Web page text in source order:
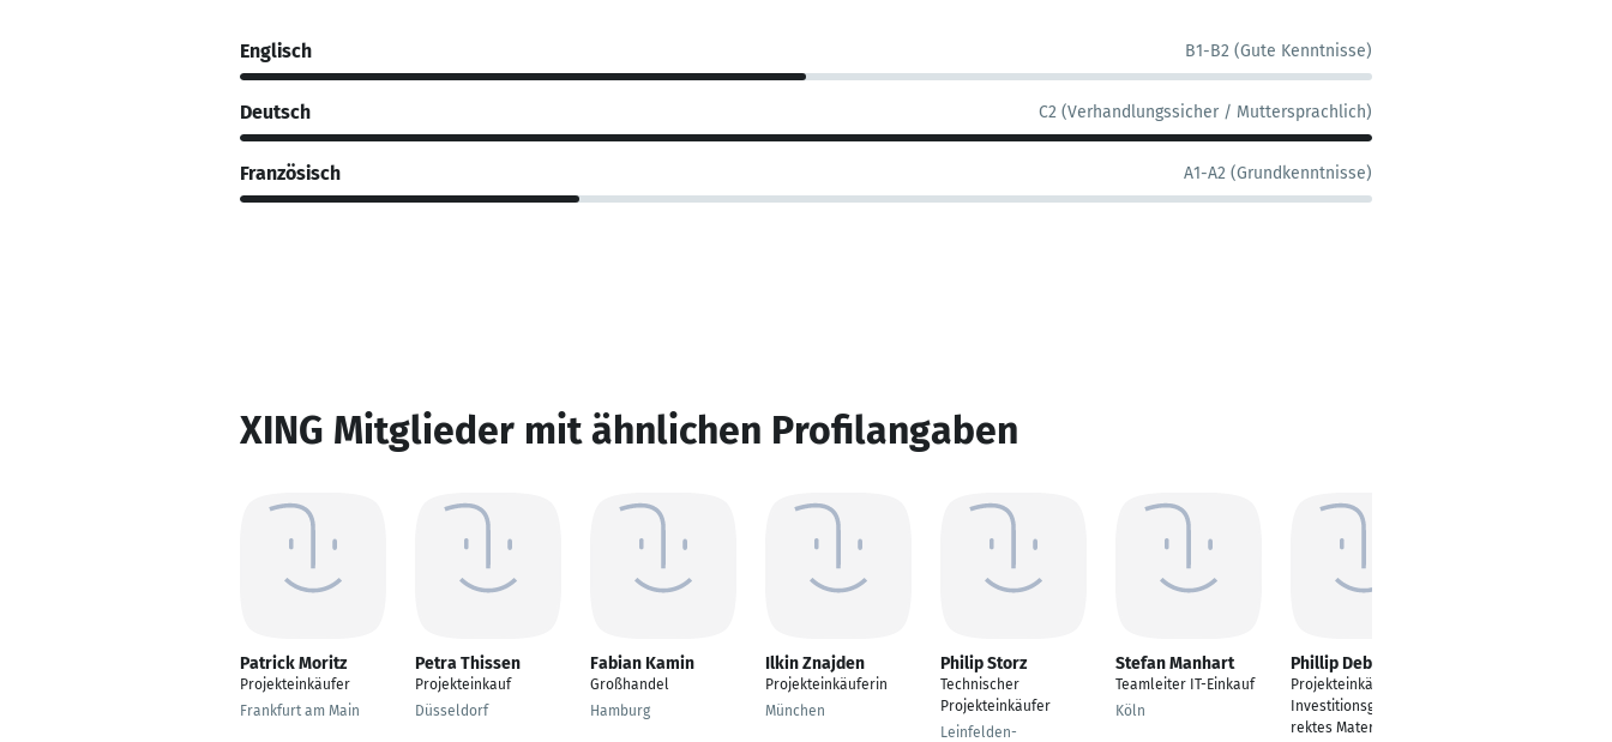
Englisch B1-B2 (Gute Kenntnisse)
Deutsch C2 (Verhandlungssicher / Muttersprachlich)
Französisch A1-A2 (Grundkenntnisse)
XING Mitglieder mit ähnlichen Profilangaben
Patrick Moritz
Projekteinkäufer
Frankfurt am Main
Petra Thissen
Projekteinkauf
Düsseldorf
Fabian Kamin
Großhandel
Hamburg
Ilkin Znajden
Projekteinkäuferin
München
Philip Storz
Technischer
Projekteinkäufer
Leinfelden-
Stefan Manhart
Teamleiter IT-Einkauf
Köln
Phillip Debus
Projekteinkäufer
Investitionsgüter/Indi
rektes Material